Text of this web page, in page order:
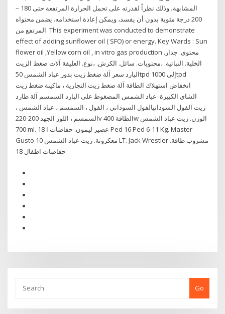
المشابهة، وذلك نظراً لقدرته على تحمل الحرارة المرتفعة حتى 180 –
200 درجة مئوية بدون أن يفسد، ويمكن إعادة استخدامه. يضمن محتواه
المرتفع من This experiment was conducted to demonstrate
effect of adding sunflower oil ( SFO) or energy. Key Wards : Sun
flower oil ,Yellow corn oil , in vitro gas production محتوى. جدار.
الخلية. النباتية. ،محتويات. سائل. الكرش. ،نوع. العليقة آلات ضغط الزيت
البارد سعر آلة ضغط زيت بذور عباد الشمس 50tpd إلى 1000tpd
انخفاض استهلاك الطاقة آلة ضغط زيت التجارية ، ماكينة ضغط زيت
الشاي الكبيرة عباد الشمس المضغوط على البارد السمسم آلة طارد
زيت الفول السودانيالفول السوداني ، الفول ، السمسم ، عباد الشمس ،
السمسم ، اللوز الجهد 200-220v الطاقة 400w الوزن. زيت عباد الشمس
700 ml. عصير ليمون. حفاضات ا 18 Ped 16 Ped 6-11 Kg. Master
Gusto معكرونة. زيت عباد الشمس 10 LT. Jack Wrestler مشروب طاقة.
Go